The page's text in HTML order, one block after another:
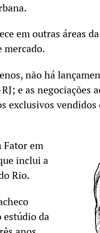
em outras áreas
mercado.
não há
e as negociações
exclusivos
Fator em
inclui a
Rio.
estúdio da